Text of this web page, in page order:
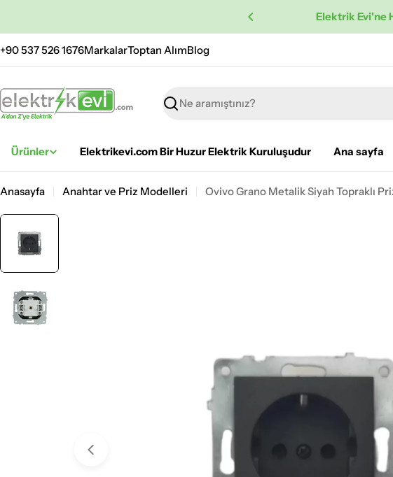
Elektrik Evi'ne
+90 537 526 1676MarkalarToptan AlımBlog
Ara
Ürünler Elektrikevi.com Bir Huzur Elektrik Kuruluşudur Ana sayfa
Anasayfa Anahtar ve Priz Modelleri Ovivo Grano Metalik Siyah Topraklı
Medyayı 0 pencerede aç